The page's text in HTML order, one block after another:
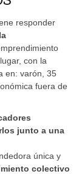
responder
con la
en: varón, 35
fuera de
junto a una
única y
colectivo